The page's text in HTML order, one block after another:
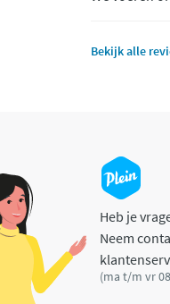
Bekijk alle
Heb je
Neem
(ma t/m vr